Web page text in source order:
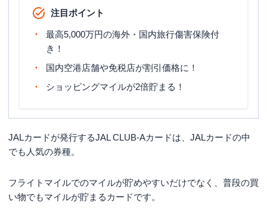
ETCカード発行手数料
ETCカード年会費 無料
旅行傷害保険 国内旅行傷害保険・海外旅行傷害保険
締め日・支払日
日
払いが可能な方
注目ポイント
最高5,000万円の海外・国内旅行傷害保険付
き！
国内空港店舗や免税店が割引価格に！
ショッピングマイルが2倍貯まる！
JALカードが発行するJAL CLUB-Aカードは、JALカードの中
でも人気の券種。
フライトマイルでのマイルが貯めやすいだけでなく、普段の買
い物でもマイルが貯まるカードです。